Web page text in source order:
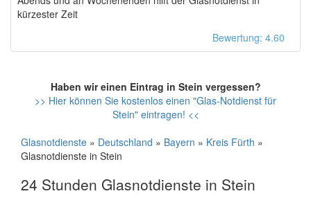
kürzester Zeit
Bewertung: 4.60
Haben wir einen Eintrag in Stein vergessen?
>> Hier können Sie kostenlos einen "Glas-Notdienst für
Stein" eintragen! <<
Glasnotdienste » Deutschland » Bayern » Kreis Fürth »
Glasnotdienste in Stein
24 Stunden Glasnotdienste in Stein